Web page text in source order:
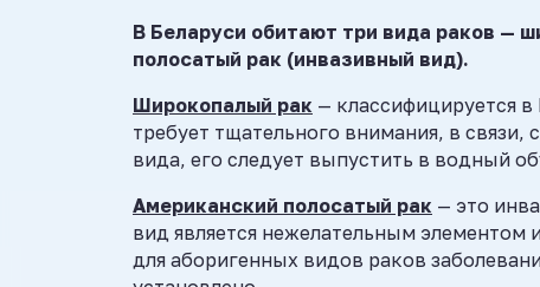
В Беларуси обитают три вида раков —
полосатый рак (инвазивный вид).
Широкопалый рак — классифицируется
требует тщательного внимания, в связи,
вида, его следует выпустить в водный
Американский полосатый рак — это
вид является нежелательным элементом
для аборигенных видов раков